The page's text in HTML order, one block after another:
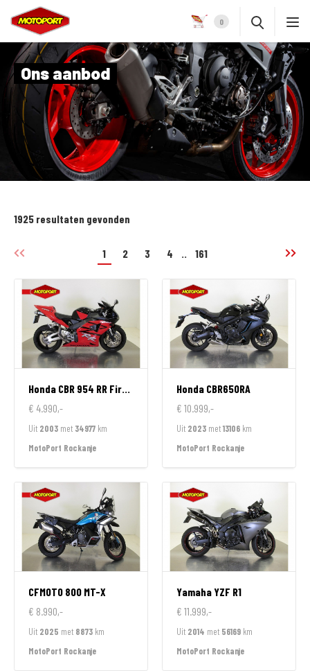
0
Ons aanbod
1925 resultaten gevonden
1 2 3 4 .. 161
Honda CBR 954 RR FireBlade
€ 4.990,-
Uit 2003 met 34977 km
MotoPort Rockanje
Honda CBR650RA
€ 10.999,-
Uit 2023 met13106 km
MotoPort Rockanje
CFMOTO 800 MT-X
€ 8.990,-
Uit 2025 met 8873 km
MotoPort Rockanje
YamahaYZF R1
€ 11.999,-
Uit 2014 met 56169 km
MotoPort Rockanje